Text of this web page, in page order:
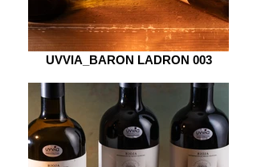
UVVIA_BARON LADRON 003